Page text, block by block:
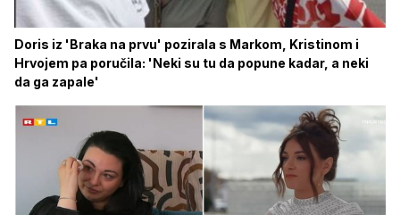
Doris iz 'Braka na prvu' pozirala s Markom, Kristinom i
Hrvojem pa poručila: 'Neki su tu da popune kadar, a neki
da ga zapale'